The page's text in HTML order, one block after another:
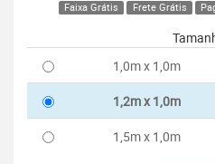
Faixa Grátis Frete Grátis
1,0m x 1,0m
1,2m x 1,0m
1,5m x 1,0m